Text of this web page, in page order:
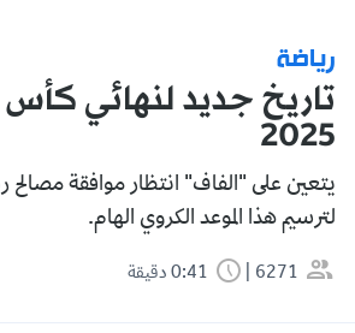
رياضة
تاريخ جديد لنهائي كأس
2025
يتعين على "الفاف" انتظار موافقة مصالح
لترسيم هذا الموعد الكروي الهام.
6271